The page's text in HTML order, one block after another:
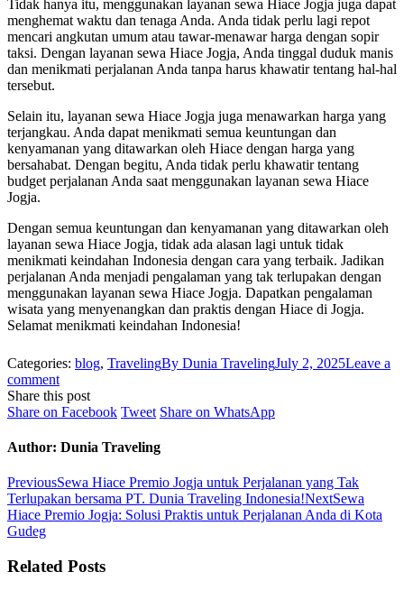
Tidak hanya itu, menggunakan layanan sewa Hiace Jogja juga dapat
menghemat waktu dan tenaga Anda. Anda tidak perlu lagi repot
mencari angkutan umum atau tawar-menawar harga dengan sopir
taksi. Dengan layanan sewa Hiace Jogja, Anda tinggal duduk manis
dan menikmati perjalanan Anda tanpa harus khawatir tentang hal-hal
tersebut.
Selain itu, layanan sewa Hiace Jogja juga menawarkan harga yang
terjangkau. Anda dapat menikmati semua keuntungan dan
kenyamanan yang ditawarkan oleh Hiace dengan harga yang
bersahabat. Dengan begitu, Anda tidak perlu khawatir tentang
budget perjalanan Anda saat menggunakan layanan sewa Hiace
Jogja.
Dengan semua keuntungan dan kenyamanan yang ditawarkan oleh
layanan sewa Hiace Jogja, tidak ada alasan lagi untuk tidak
menikmati keindahan Indonesia dengan cara yang terbaik. Jadikan
perjalanan Anda menjadi pengalaman yang tak terlupakan dengan
menggunakan layanan sewa Hiace Jogja. Dapatkan pengalaman
wisata yang menyenangkan dan praktis dengan Hiace di Jogja.
Selamat menikmati keindahan Indonesia!
Categories: blog, TravelingBy Dunia TravelingJuly 2, 2025Leave a
comment
Share this post
Share on FacebookShare
Facebook
TweetShare
Twitter
Share on WhatsAppShare
Author: Dunia Traveling
Post
navigation
PreviousPrevious
post:
Sewa Hiace Premio Jogja untuk Perjalanan yang Tak
Terlupakan bersama PT. Dunia Traveling Indonesia!NextNext
post:
Sewa
Hiace Premio Jogja: Solusi Praktis untuk Perjalanan Anda di Kota
Gudeg
Related Posts